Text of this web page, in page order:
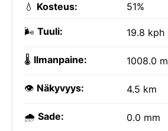
💧 Kosteus: 51%
🌬️ Tuuli: 19.8 kph
🌡️ Ilmanpaine: 1008.0
👁️ Näkyvyys: 4.5 km
🌧️ Sade: 0.0 mm